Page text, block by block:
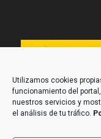
Utilizamos cookies
funcionamiento del
nuestros servicios y
el análisis de tu tráfico.